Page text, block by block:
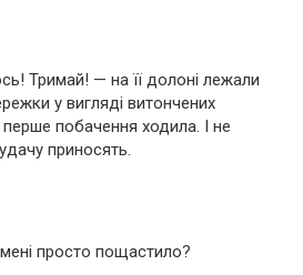
Тримай! — на її долоні лежали
у вигляді витончених
побачення ходила. І не
приносять.
просто пощастило?